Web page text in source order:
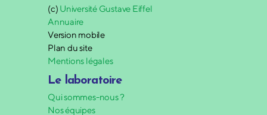
(c) Université Gustave Eiffel
Annuaire
Version mobile
Plan du site
Mentions légales
Le laboratoire
Qui sommes-nous ?
Nos équipes